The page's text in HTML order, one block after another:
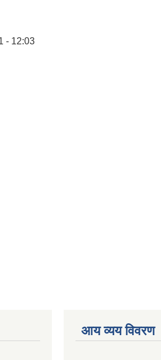
- 12:03
आय व्यय विवरण